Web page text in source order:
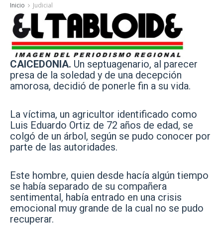
Inicio Judicial
CAICEDONIA. Un septuagenario, al parecer
presa de la soledad y de una decepción
amorosa, decidió de ponerle fin a su vida.
La víctima, un agricultor identificado como
Luis Eduardo Ortiz de 72 años de edad, se
colgó de un árbol, según se pudo conocer por
parte de las autoridades.
Este hombre, quien desde hacía algún tiempo
se había separado de su compañera
sentimental, había entrado en una crisis
emocional muy grande de la cual no se pudo
recuperar.